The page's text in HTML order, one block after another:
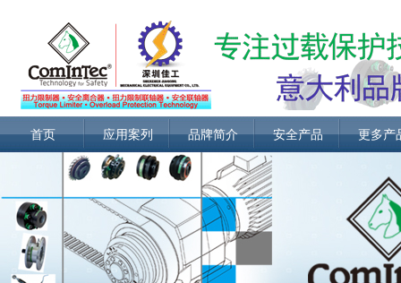
首页 应用案列 品牌简介 安全产品 更多产